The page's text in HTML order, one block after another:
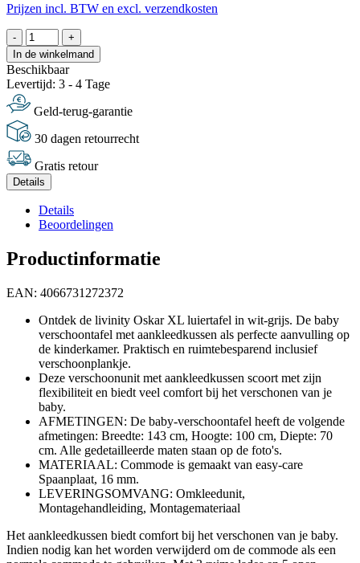
Prijzen incl. BTW en excl. verzendkosten
-
+
In de winkelmand
Beschikbaar
Levertijd: 3 - 4 Tage
Geld-terug-garantie
30 dagen retourrecht
Gratis retour
Details
Details
Beoordelingen
Productinformatie
EAN: 4066731272372
Ontdek de livinity Oskar XL luiertafel in wit-grijs. De baby
verschoontafel met aankleedkussen als perfecte aanvulling op
de kinderkamer. Praktisch en ruimtebesparend inclusief
verschoonplankje.
Deze verschoonunit met aankleedkussen scoort met zijn
flexibiliteit en biedt veel comfort bij het verschonen van je
baby.
AFMETINGEN: De baby-verschoontafel heeft de volgende
afmetingen: Breedte: 143 cm, Hoogte: 100 cm, Diepte: 70
cm. Alle gedetailleerde maten staan op de foto's.
MATERIAAL: Commode is gemaakt van easy-care
Spaanplaat, 16 mm.
LEVERINGSOMVANG: Omkleedunit,
Montagehandleiding, Montagemateriaal
Het aankleedkussen biedt comfort bij het verschonen van je baby.
Indien nodig kan het worden verwijderd om de commode als een